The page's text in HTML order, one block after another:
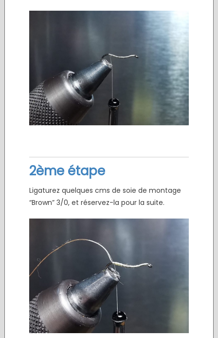
2ème étape
Ligaturez quelques cms de soie de montage
“Brown” 3/0, et réservez-la pour la suite.